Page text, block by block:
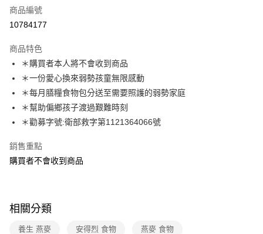
免運費
免運費
商品編號
10784177
商品特色
＊購買者本人將不會收到商品
＊一份愛心換來弱勢孩童無限感動
＊每月膳糧食物包分送至需要照護的弱勢家庭
＊幫助偏鄉孩子渡過艱難時刻
＊勸募字號:衛部救字第1121364066號
銷售重點
購買者不會收到商品
相關分類
養生 燕麥 安得烈 食物 燕麥 食物